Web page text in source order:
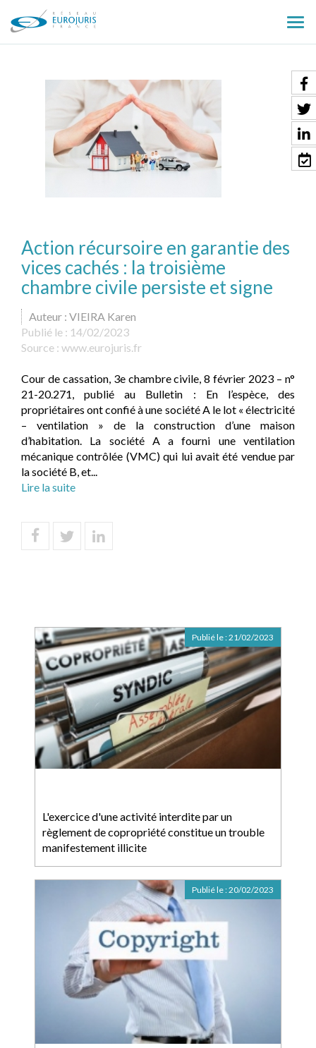
le
Action récursoire en garantie des
vices cachés : la troisième
chambre civile persiste et signe
Auteur : VIEIRA Karen
Publié le : 14/02/2023
Source : www.eurojuris.fr
Cour de cassation, 3e chambre civile, 8 février 2023 – n°
21-20.271, publié au Bulletin : En l’espèce, des
propriétaires ont confié à une société A le lot « électricité
– ventilation » de la construction d’une maison
d’habitation. La société A a fourni une ventilation
mécanique contrôlée (VMC) qui lui avait été vendue par
la société B, et...
Lire la suite
L'exercice d'une activité interdite par un
règlement de copropriété constitue un trouble
manifestement illicite
Publié le :21/02/2023
Publié le :20/02/2023